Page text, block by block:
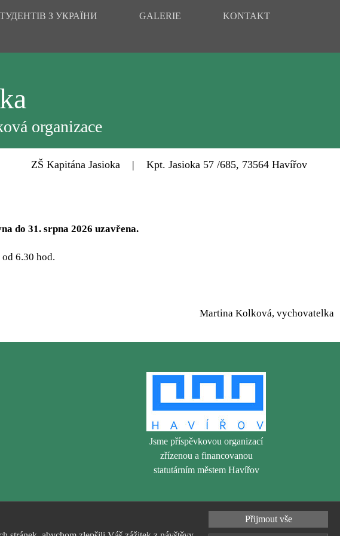
З УКРАЇНИ GALERIE
KONTAKT
organizace
ZŠ Kapitána Jasioka | Kpt. Jasioka 57 /685, 73564 Havířov
do 31. srpna 2026 uzavřena.
6.30 hod.
Martina Kolková, vychovatelka
Jsme příspěvkovou organizací
zřízenou a financovanou
statutárním městem Havířov
Přijmout vše